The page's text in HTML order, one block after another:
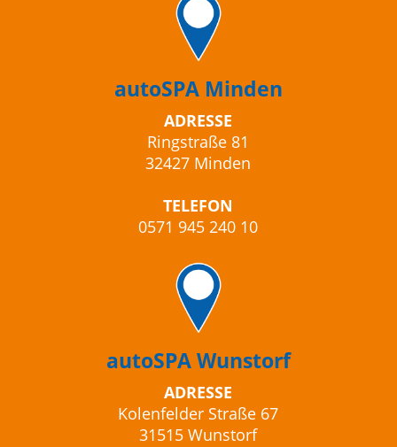
autoSPA Minden
ADRESSE
Ringstraße 81
32427 Minden
TELEFON
0571 945 240 10
autoSPA Wunstorf
ADRESSE
Kolenfelder Straße 67
31515 Wunstorf